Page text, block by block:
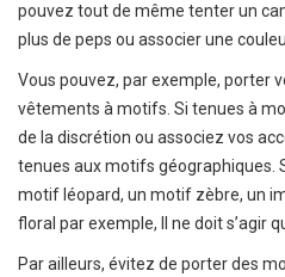
pouvez tout de même tenter un
plus de peps ou associer une
Vous pouvez, par exemple, porter
vêtements à motifs. Si tenues à
de la discrétion ou associez vos
tenues aux motifs géographiques.
motif léopard, un motif zèbre, un
floral par exemple, Il ne doit s’agir
Par ailleurs, évitez de porter des